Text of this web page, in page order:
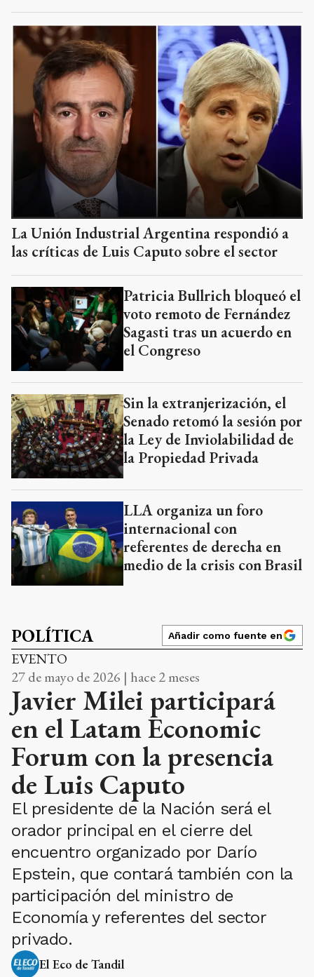
La Unión Industrial Argentina respondió a
las críticas de Luis Caputo sobre el sector
Patricia Bullrich bloqueó el
voto remoto de Fernández
Sagasti tras un acuerdo en
el Congreso
Sin la extranjerización, el
Senado retomó la sesión por
la Ley de Inviolabilidad de
la Propiedad Privada
LLA organiza un foro
internacional con
referentes de derecha en
medio de la crisis con Brasil
POLÍTICA Añadir como fuente en
EVENTO
27 de mayo de 2026 | hace 2 meses
Javier Milei participará
en el Latam Economic
Forum con la presencia
de Luis Caputo
El presidente de la Nación será el
orador principal en el cierre del
encuentro organizado por Darío
Epstein, que contará también con la
participación del ministro de
Economía y referentes del sector
privado.
El Eco de Tandil